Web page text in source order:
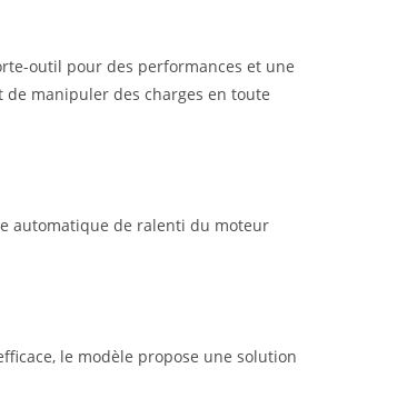
outil pour des performances et une
de manipuler des charges en toute
automatique de ralenti du moteur
le modèle propose une solution